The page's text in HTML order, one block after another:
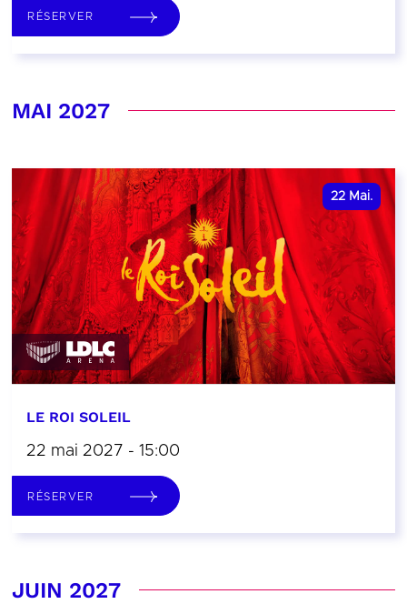
RÉSERVER
MAI 2027
22 Mai.
LE ROI SOLEIL
22 mai 2027 - 15:00
RÉSERVER
JUIN 2027